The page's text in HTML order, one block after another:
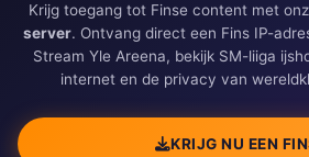
Krijg toegang tot Finse content met
server. Ontvang direct een Fins IP-
Stream Yle Areena, bekijk SM-liiga
internet en de privacy van
KRIJG NU EEN